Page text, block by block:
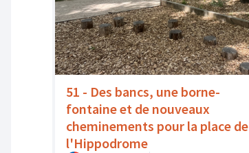
51 - Des bancs, une borne-
fontaine et de nouveaux
cheminements pour la place de
l'Hippodrome